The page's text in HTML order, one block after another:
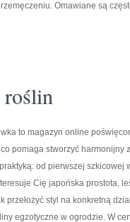
Omawiane są
to magazyn online
pomaga stworzyć harmonijny
od pierwszej
Cię japońska prostota,
przełożyć styl na konkretną
egzotyczne w ogrodzie. W